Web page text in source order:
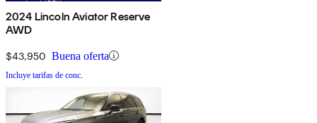
2024 Lincoln Aviator Reserve
AWD
$43,950 Buena oferta
Incluye tarifas de conc.